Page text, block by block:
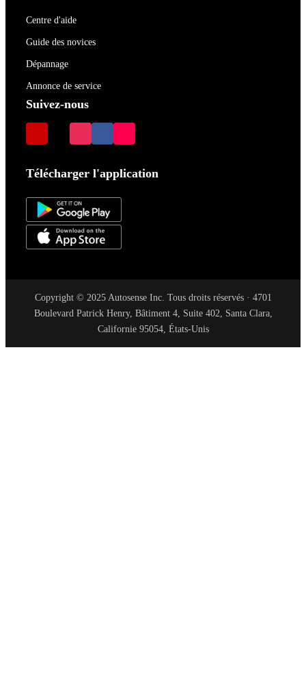
Centre d'aide
Guide des novices
Dépannage
Annonce de service
Suivez-nous
Télécharger l'application
Copyright © 2025 Autosense Inc. Tous droits réservés · 4701
Boulevard Patrick Henry, Bâtiment 4, Suite 402, Santa Clara,
Californie 95054, États-Unis